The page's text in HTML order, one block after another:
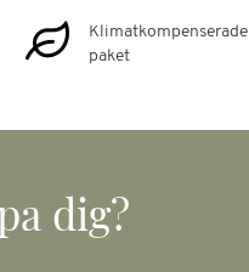
Klimatkompenserade
paket
dig?